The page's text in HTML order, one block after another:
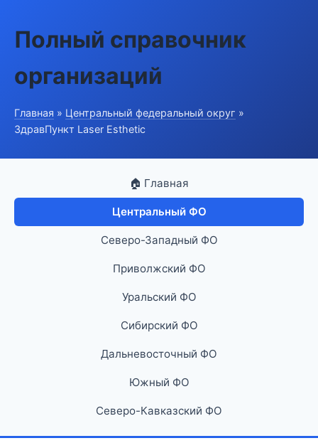
Полный справочник
организаций
Главная » Центральный федеральный округ »
ЗдравПункт Laser Esthetic
🏠 Главная
Центральный ФО
Северо-Западный ФО
Приволжский ФО
Уральский ФО
Сибирский ФО
Дальневосточный ФО
Южный ФО
Северо-Кавказский ФО